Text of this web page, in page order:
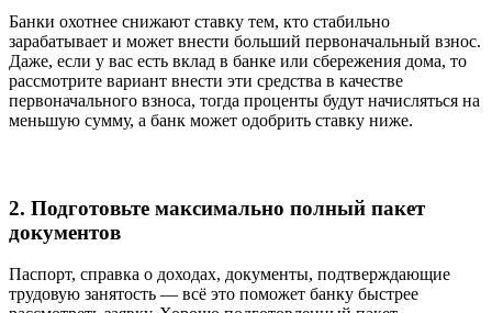
Банки охотнее снижают ставку тем, кто стабильно
зарабатывает и может внести больший первоначальный взнос.
Даже, если у вас есть вклад в банке или сбережения дома, то
рассмотрите вариант внести эти средства в качестве
первоначального взноса, тогда проценты будут начисляться на
меньшую сумму, а банк может одобрить ставку ниже.
2. Подготовьте максимально полный пакет
документов
Паспорт, справка о доходах, документы, подтверждающие
трудовую занятость — всё это поможет банку быстрее